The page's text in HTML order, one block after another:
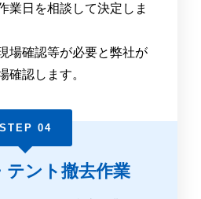
業日を相談して決定しま
場確認等が必要と弊社が
確認します。
STEP 04
テント撤去作業